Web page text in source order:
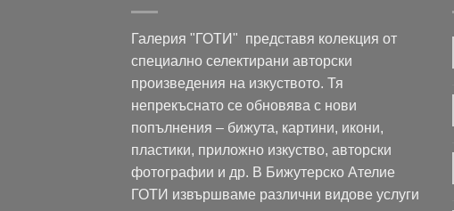
Галерия "ГОТИ" представя колекция от
специално селектирани авторски
произведения на изкуството. Тя
непрекъснато се обновява с нови
попълнения – бижута, картини, икони,
пластики, приложно изкуство, авторски
фотографии и др. В Бижутерско Ателие
ГОТИ извършваме различни видове услуги